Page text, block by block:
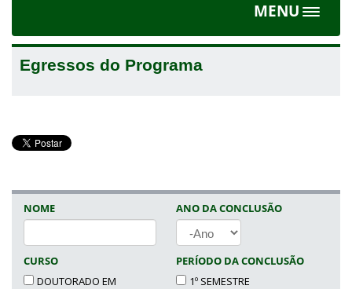
MENU
Toggle
Egressos do Programa
NOME
CURSO
DOUTORADO EM
ANO DA CONCLUSÃO
ANO
PERÍODO DA CONCLUSÃO
1º SEMESTRE